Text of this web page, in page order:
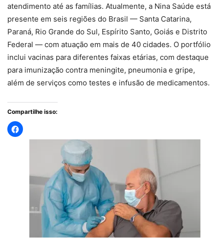
atendimento até as famílias. Atualmente, a Nina Saúde está
presente em seis regiões do Brasil — Santa Catarina,
Paraná, Rio Grande do Sul, Espírito Santo, Goiás e Distrito
Federal — com atuação em mais de 40 cidades. O portfólio
inclui vacinas para diferentes faixas etárias, com destaque
para imunização contra meningite, pneumonia e gripe,
além de serviços como testes e infusão de medicamentos.
Compartilhe isso: